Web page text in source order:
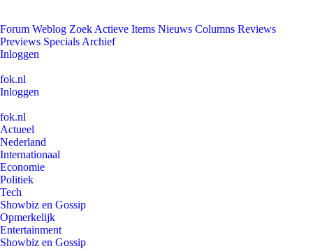
Forum Weblog Zoek Actieve Items Nieuws Columns Reviews
Previews Specials Archief
Inloggen
fok.nl
Inloggen
fok.nl
Actueel
Nederland
Internationaal
Economie
Politiek
Tech
Showbiz en Gossip
Opmerkelijk
Entertainment
Showbiz en Gossip